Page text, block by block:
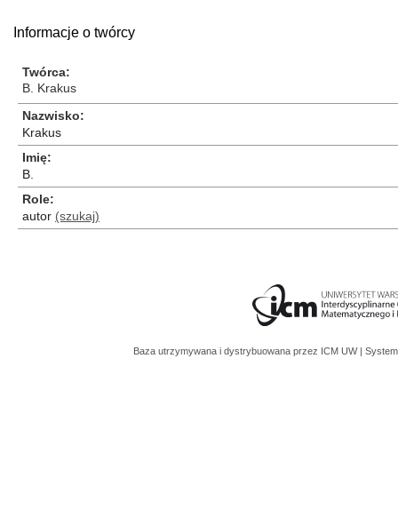
Informacje o twórcy
Twórca
B. Krakus
Nazwisko
Krakus
Imię
B.
Role
autor (szukaj)
Baza utrzymywana i dystrybuowana przez ICM UW |